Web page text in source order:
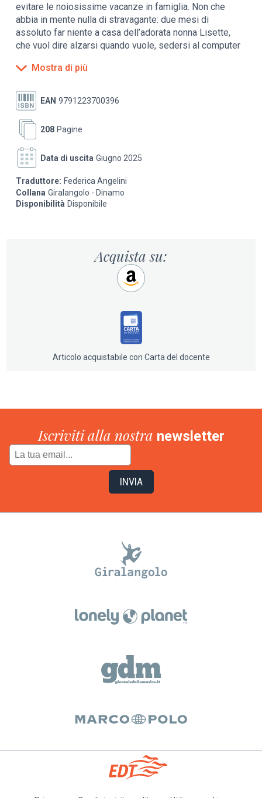
evitare le noiosissime vacanze in famiglia. Non che
abbia in mente nulla di stravagante: due mesi di
assoluto far niente a casa dell’adorata nonna Lisette,
che vuol dire alzarsi quando vuole, sedersi al computer
rimpinzato di prelibatezze.
Troppo bello per essere vero, e infatti l’imprevisto è in
agguato e la vacanza non sarà così perfetta. Un
divertente romanzo di formazione dove l’umorismo e la
sottile ironia del giovane protagonista svelano anche
nelle situazioni più problematiche un aspetto comico e
dissacrante.
Mostra di più
EAN 9791223700396
Pagine
208
Data di uscita Giugno 2025
Traduttore: Federica Angelini
Collana Giralangolo - Dinamo
Disponibilità Disponibile
Acquista su:
Articolo acquistabile con Carta del docente
Iscriviti alla nostra newsletter